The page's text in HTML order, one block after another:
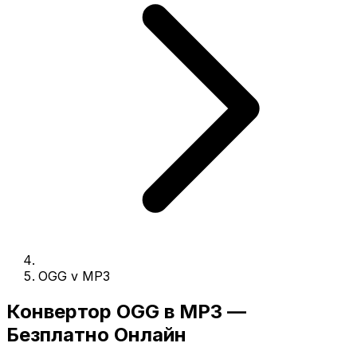
OGG v MP3
Конвертор OGG в MP3 —
Безплатно Онлайн